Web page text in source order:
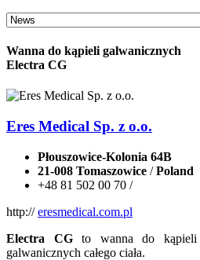
Wanna do kąpieli galwanicznych
Electra CG
Eres Medical Sp. z o.o.
Płouszowice-Kolonia 64B
21-008 Tomaszowice /Poland
+48 81 502 00 70 /
http://eresmedical.com.pl
Electra CGto wanna do kąpieli
galwanicznych całego ciała.